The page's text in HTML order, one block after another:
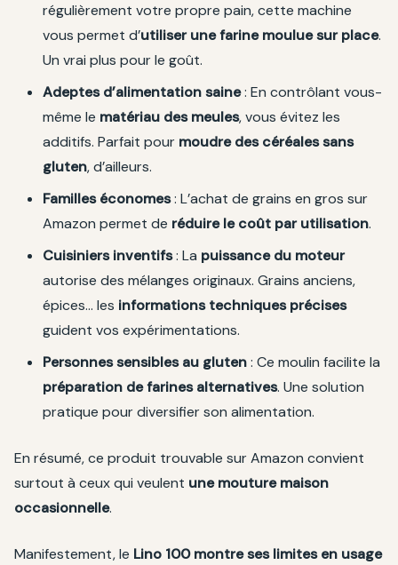
régulièrement votre propre pain, cette machine
vous permet d’utiliser une farine moulue sur place.
Un vrai plus pour le goût.
Adeptes d’alimentation saine: En contrôlant vous-
même le matériau des meules, vous évitez les
additifs. Parfait pour moudre des céréales sans
gluten, d’ailleurs.
Familles économes: L’achat de grains en gros sur
Amazon permet de réduire le coût par utilisation.
Cuisiniers inventifs: La puissance du moteur
autorise des mélanges originaux. Grains anciens,
épices… les informations techniques précises
guident vos expérimentations.
Personnes sensibles au gluten: Ce moulin facilite la
préparation de farines alternatives. Une solution
pratique pour diversifier son alimentation.
En résumé, ce produit trouvable sur Amazon convient
surtout à ceux qui veulent une mouture maison
occasionnelle.
Manifestement, le Lino 100 montre ses limites en usage